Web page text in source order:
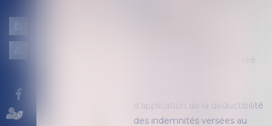
légales
locataires ne peut être résilié
d'application de la déductibilité
des indemnités versées au